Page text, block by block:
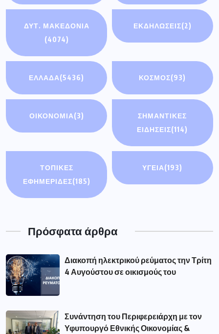
ΔΥΤ. ΜΑΚΕΔΟΝΙΑ
(4074)
ΕΚΔΗΛΩΣΕΙΣ(2)
ΕΛΛΑΔΑ(5436) ΚΟΣΜΟΣ(93)
ΟΙΚΟΝΟΜΊΑ(3)
ΣΗΜΑΝΤΙΚΈΣ
ΕΙΔΉΣΕΙΣ(114)
ΤΟΠΙΚΕΣ
ΕΦΗΜΕΡΙΔΕΣ(185)
ΥΓΕΙΑ(193)
Πρόσφατα άρθρα
Διακοπή ηλεκτρικού ρεύματος την Τρίτη
4 Αυγούστου σε οικισμούς του
Συνάντηση του Περιφερειάρχη με τον
Υφυπουργό Εθνικής Οικονομίας &